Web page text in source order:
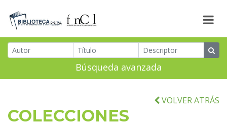
Búsqueda avanzada
VOLVER ATRÁS
COLECCIONES